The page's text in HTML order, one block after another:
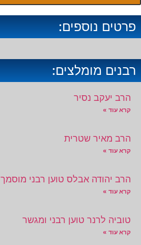
פרטים נוספים:
רבנים מומלצים:
הרב יעקב נסיר
קרא עוד »
הרב מאיר שטרית
קרא עוד »
הרב יהודה אבלס טוען רבני מוסמך
קרא עוד »
טוביה לרנר טוען רבני ומגשר
קרא עוד »